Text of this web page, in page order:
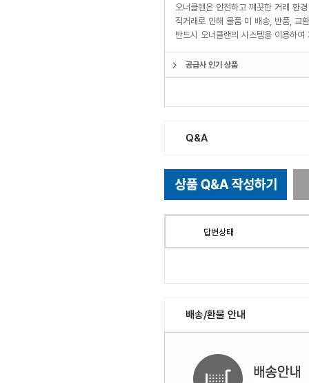
오너클랜은 안전하고 깨끗한 거래 환
직거래로 인해 물품 미 배송, 반품, 교
반드시 오너클랜의 시스템을 이용하
공급사 인기 상품
Q&A
답변상태
배송/환불 안내